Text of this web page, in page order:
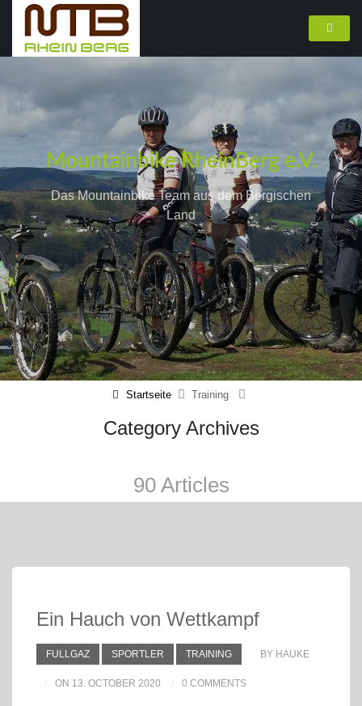
Mountainbike RheinBerg e.V.
Das Mountainbike Team aus dem Bergischen
Land
Startseite Training
Category Archives
90 Articles
Ein Hauch von Wettkampf
FULLGAZ SPORTLER TRAINING BY HAUKE
ON 13. OCTOBER 2020 0 COMMENTS